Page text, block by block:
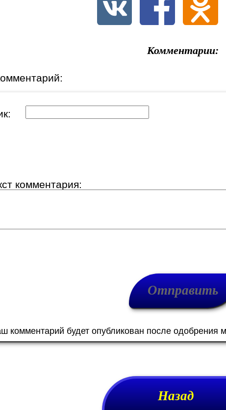
Комментарии:
комментария:
комментарий будет опубликован после одобрения
Назад